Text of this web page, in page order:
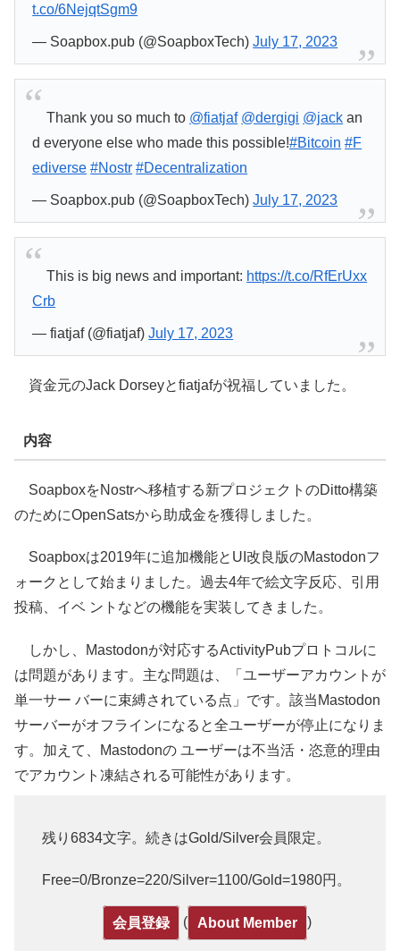
t.co/6NejqtSgm9
— Soapbox.pub (@SoapboxTech)July 17, 2023
Thank you so much to @fiatjaf @dergigi @jack an
d everyone else who made this possible!#Bitcoin #F
ediverse #Nostr #Decentralization
— Soapbox.pub (@SoapboxTech)July 17, 2023
This is big news and important: https://t.co/RfErUxx
Crb
— fiatjaf (@fiatjaf)July 17, 2023
資金元のJack Dorseyとfiatjafが祝福していました。
内容
SoapboxをNostrへ移植する新プロジェクトのDitto構築
のためにOpenSatsから助成金を獲得しました。
Soapboxは2019年に追加機能とUI改良版のMastodonフ
ォークとして始まりました。過去4年で絵文字反応、引用
投稿、イベ ントなどの機能を実装してきました。
しかし、Mastodonが対応するActivityPubプロトコルに
は問題があります。主な問題は、「ユーザーアカウントが
単一サー バーに束縛されている点」です。該当Mastodon
サーバーがオフラインになると全ユーザーが停止になりま
す。加えて、Mastodonの ユーザーは不当活・恣意的理由
でアカウント凍結される可能性があります。
残り6834文字。続きはGold/Silver会員限定。
Free=0/Bronze=220/Silver=1100/Gold=1980円。
会員登録 ( About Member )